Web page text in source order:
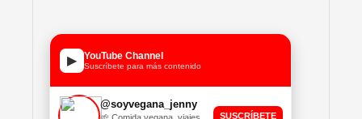
▶ YouTube Channel
Suscríbete para más contenido
@soyvegana_jenny
SUSCRÍBETE